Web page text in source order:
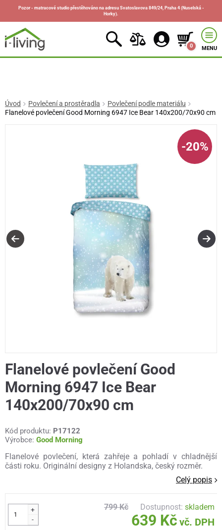
Pozor - matracové studio přestěhováno na adresu Svatoslavova 849/24, Praha 4 (Nuselská -
Horky).
0 MENU
Úvod Povlečení a prostěradla
Povlečení podle materiálu
Flanelové povlečení Good Morning 6947 Ice Bear 140x200/70x90 cm
-20%
Flanelové povlečení Good
Morning 6947 Ice Bear
140x200/70x90 cm
Kód produktu: P17122
Výrobce: Good Morning
Flanelové povlečení, která zahřeje a pohladí v chladnější
části roku. Originální designy z Holandska, český rozměr.
Celý popis
+
-
799 Kč Dostupnost:skladem
639 Kč vč. DPH